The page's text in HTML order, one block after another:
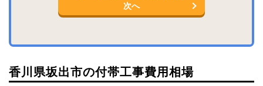
次へ
香川県坂出市の付帯工事費用相場